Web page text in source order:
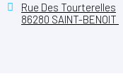
Rue Des Tourterelles
86280 SAINT-BENOIT